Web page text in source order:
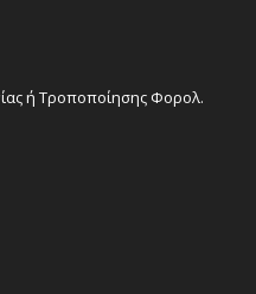
ή Τροποποίησης Φορολ.